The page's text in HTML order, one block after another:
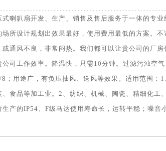
式喇叭扇开发、生产、销售及售后服务于一体的专
场所设计规划出效果最好，使用费用最低的方案。
或通风不良，非常闷热。我们都可以让贵公司的厂
公司工作效率。降温快，只需10分钟。过滤污浊空
；用途广，有负压抽风、送风等效果。适用范围：
、食品等加工业。2、纺织、机械、陶瓷、精细化工
生产的IP54、F级马达使用寿命长，运转平稳；噪音